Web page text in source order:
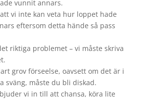
vunnit annars.
vi inte kan veta hur loppet hade
eftersom detta hände så pass
riktiga problemet – vi måste skriva
grov förseelse, oavsett om det är i
sväng, måste du bli diskad.
vi in till att chansa, köra lite